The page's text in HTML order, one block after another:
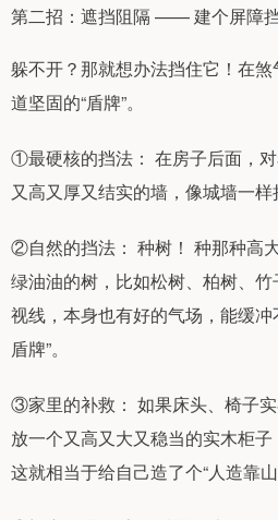
第二招：遮挡阻隔 —— 建个屏障
躲不开？那就想办法挡住它！在
道坚固的“盾牌”。
①最硬核的挡法： 在房子后面，
又高又厚又结实的墙，像城墙一样
②自然的挡法： 种树！ 种那种高
绿油油的树，比如松树、柏树、
视线，本身也有好的气场，能缓
盾牌”。
③家里的补救： 如果床头、椅子
放一个又高又大又稳当的实木柜子
这就相当于给自己造了个“人造靠山